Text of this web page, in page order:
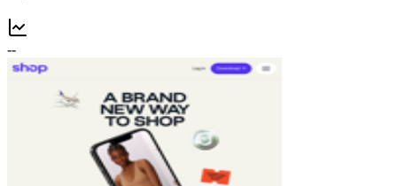
--